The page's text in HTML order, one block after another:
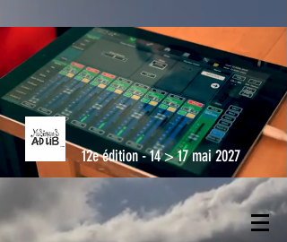
12e édition - 14 > 17 mai 2027